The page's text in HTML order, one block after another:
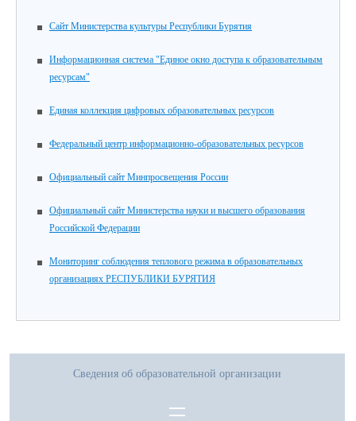
Сайт Министерства культуры Республики Бурятия
Информационная система "Единое окно доступа к образовательным
ресурсам"
Единая коллекция цифровых образовательных ресурсов
Федеральный центр информационно-образовательных ресурсов
Официальный сайт Минпросвещения России
Официальный сайт Министерства науки и высшего образования
Российской Федерации
Мониторинг соблюдения теплового режима в образовательных
организациях РЕСПУБЛИКИ БУРЯТИЯ
Сведения об образовательной организации